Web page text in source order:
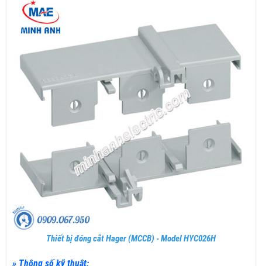
Thiết bị đóng cắt Hager (MCCB) - Model HYC026H
» Thông số kỹ thuật: